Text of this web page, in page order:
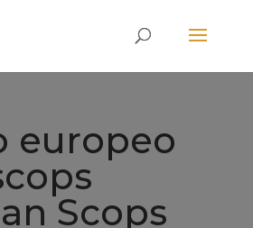
europeo
Scops